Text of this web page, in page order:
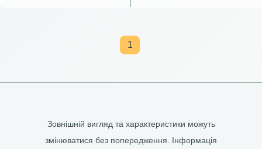
1
Зовнішній вигляд та характеристики можуть
змінюватися без попередження. Інформація